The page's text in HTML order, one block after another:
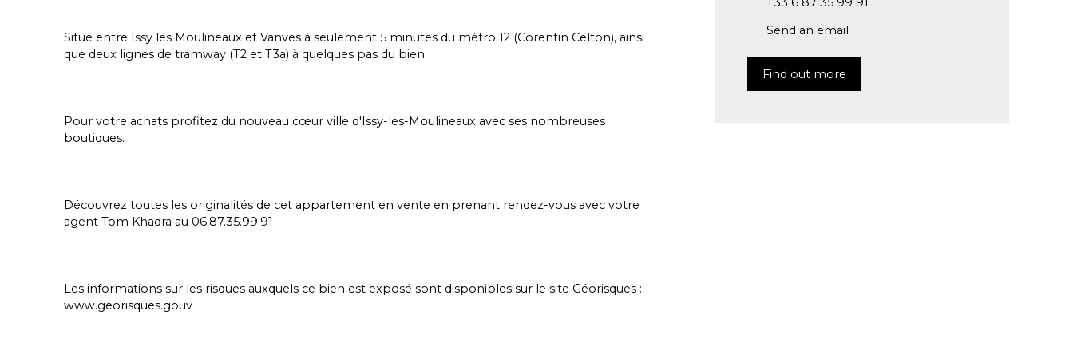
Situé entre Issy les Moulineaux et Vanves à seulement 5 minutes du métro 12 (Corentin Celton), ainsi
que deux lignes de tramway (T2 et T3a) à quelques pas du bien.
Pour votre achats profitez du nouveau cœur ville d'Issy-les-Moulineaux avec ses nombreuses
boutiques.
Découvrez toutes les originalités de cet appartement en vente en prenant rendez-vous avec votre
agent Tom Khadra au 06.87.35.99.91
Les informations sur les risques auxquels ce bien est exposé sont disponibles sur le site Géorisques :
www.georisques.gouv
Send an email
Find out more